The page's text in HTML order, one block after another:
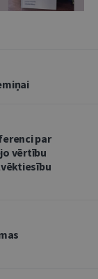
par
vērtību